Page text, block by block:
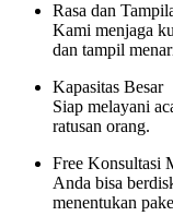
Rasa dan
Kami menjaga
dan tampil
Kapasitas Besar
Siap melayani
ratusan orang.
Free Konsultasi
Anda bisa
menentukan